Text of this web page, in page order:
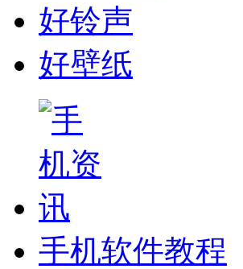
好铃声
好壁纸
手机软件教程